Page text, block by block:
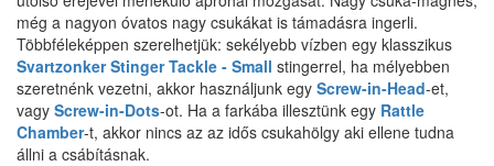
még a nagyon óvatos nagy csukákat is támadásra ingerli.
Többféleképpen szerelhetjük: sekélyebb vízben egy klasszikus
Svartzonker Stinger Tackle - Small stingerrel, ha mélyebben
szeretnénk vezetni, akkor használjunk egy Screw-in-Head-et,
vagy Screw-in-Dots-ot. Ha a farkába illesztünk egy Rattle
Chamber-t, akkor nincs az az idős csukahölgy aki ellene tudna
állni a csábításnak.